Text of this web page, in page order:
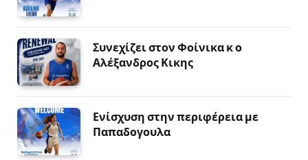
Συνεχίζει στον Φοίνικα κ ο
Αλέξανδρος Κικης
Ενίσχυση στην περιφέρεια με
Παπαδογουλα